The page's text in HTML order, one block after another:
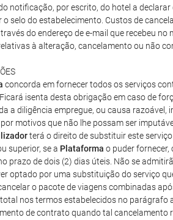
notificação, por escrito, do hotel a
o selo do estabelecimento. Custos de
do endereço de e-mail que recebeu
à alteração, cancelamento ou não
concorda em fornecer todos os serviços
isenta desta obrigação em caso de
a diligência empregue, ou causa razoável,
motivos que não lhe possam ser
terá o direito de substituir este
superior, se a Plataforma o puder fornecer,
prazo de dois (2) dias úteis. Não se
optado por uma substituição do serviço
o pacote de viagens combinadas
nos termos estabelecidos no parágrafo
de contrato quando tal cancelamento